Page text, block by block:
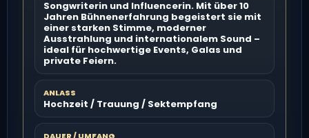
Songwriterin und Influencerin. Mit über 10
Jahren Bühnenerfahrung begeistert sie mit
einer starken Stimme, moderner
Ausstrahlung und internationalem Sound –
ideal für hochwertige Events, Galas und
private Feiern.
ANLASS
Hochzeit / Trauung / Sektempfang
DAUER / UMFANG